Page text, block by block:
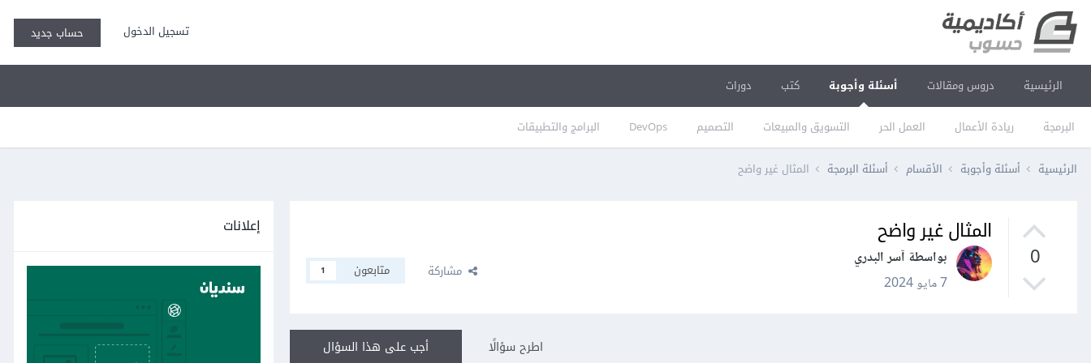
تسجيل الدخول حساب جديد
الرئيسية دروس ومقالات أسئلة وأجوبة
البرمجة ريادة الأعمال العمل الحر التسويق والمبيعات التصميم DevOps البرامج والتطبيقات
كتب دورات
الرئيسية أسئلة وأجوبة الأقسام أسئلة البرمجة المثال غير واضح
0
المثال غير واضح
بواسطة آسر البدري
7 مايو 2024
مشاركة متابعون 1
أجب على هذا السؤال اطرح سؤالًا
إعلانات